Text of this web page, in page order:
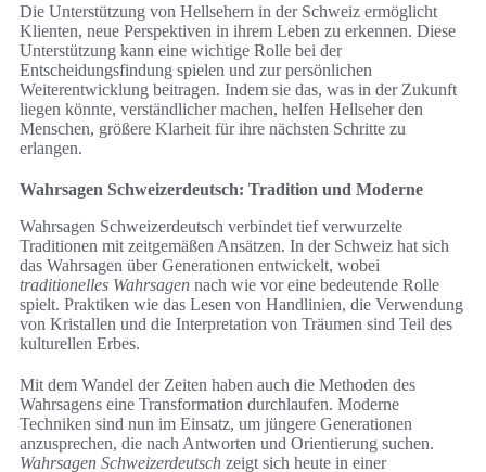
Die Unterstützung von Hellsehern in der Schweiz ermöglicht
Klienten, neue Perspektiven in ihrem Leben zu erkennen. Diese
Unterstützung kann eine wichtige Rolle bei der
Entscheidungsfindung spielen und zur persönlichen
Weiterentwicklung beitragen. Indem sie das, was in der Zukunft
liegen könnte, verständlicher machen, helfen Hellseher den
Menschen, größere Klarheit für ihre nächsten Schritte zu
erlangen.
Wahrsagen Schweizerdeutsch: Tradition und Moderne
Wahrsagen Schweizerdeutsch verbindet tief verwurzelte
Traditionen mit zeitgemäßen Ansätzen. In der Schweiz hat sich
das Wahrsagen über Generationen entwickelt, wobei
traditionelles Wahrsagen nach wie vor eine bedeutende Rolle
spielt. Praktiken wie das Lesen von Handlinien, die Verwendung
von Kristallen und die Interpretation von Träumen sind Teil des
kulturellen Erbes.
Mit dem Wandel der Zeiten haben auch die Methoden des
Wahrsagens eine Transformation durchlaufen. Moderne
Techniken sind nun im Einsatz, um jüngere Generationen
anzusprechen, die nach Antworten und Orientierung suchen.
Wahrsagen Schweizerdeutsch zeigt sich heute in einer